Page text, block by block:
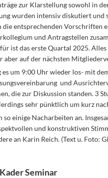
zur Klarstellung sowohl in
wurden intensiv diskutiert und
die entsprechenden Vorschriften
und Antragstellen
ist das erste Quartal 2025.
aber auf der nächsten
es um 9:00 Uhr wieder los- mit
und
die zur Diskussion standen. 3
sehr pünktlich um kurz
so einige Nacharbeiten an.
und konstruktiven
an Karin Reich. (Text u. Foto:
Seminar